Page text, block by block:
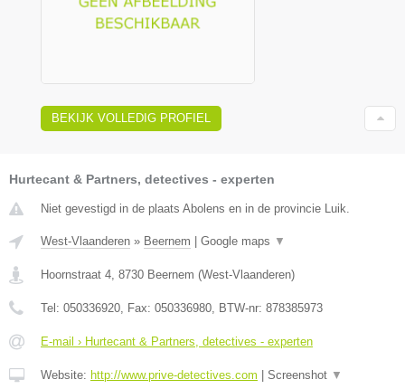
BEKIJK VOLLEDIG PROFIEL
Hurtecant & Partners, detectives - experten
Niet gevestigd in de plaats Abolens en in de provincie Luik.
West-Vlaanderen » Beernem Google maps ▼
Hoornstraat 4 8730 Beernem (West-Vlaanderen)
Tel: 050336920 , Fax: 050336980 , BTW-nr: 878385973
E-mail › Hurtecant & Partners, detectives - experten
Website: http://www.prive-detectives.com Screenshot ▼